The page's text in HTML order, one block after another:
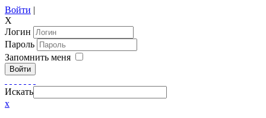
Войти |
X
Логин
Пароль
Запомнить меня
Войти
Искать
x